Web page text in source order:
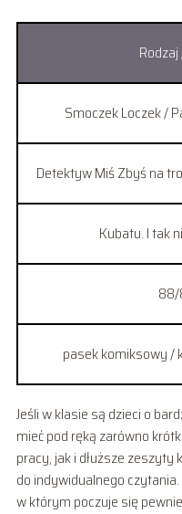
Smoczek Loczek /
Detektyw Miś Zbyś na
Kubatu. I tak
pasek komiksowy /
Jeśli w klasie są dzieci o
mieć pod ręką zarówno
pracy, jak i dłuższe
do indywidualnego
w którym poczuje się